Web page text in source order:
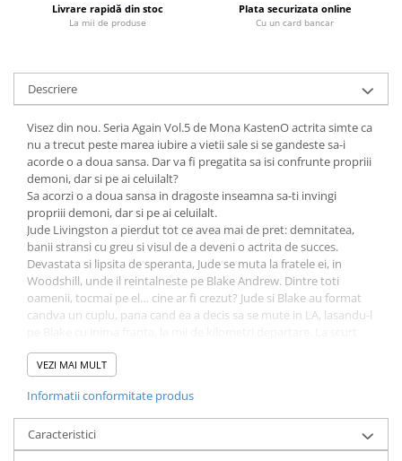
Diete si fitness
Fitness si frumusete
Diverse
Diverse
Feng Shui
Medicina alternativa
Sa nu razi :((
Drept
Legislatie
Fictiune
Actiune si Aventura
Actiune,aventura
Crime, Thriller, Mistery
Fantasy
Literatura de divertisment
Livrare rapidă din stoc
La mii de produse
Plata securizata online
Cu un card bancar
Descriere
Visez din nou. Seria Again Vol.5 de Mona KastenO actrita simte ca
nu a trecut peste marea iubire a vietii sale si se gandeste sa-i
acorde o a doua sansa. Dar va fi pregatita sa isi confrunte propriii
demoni, dar si pe ai celuilalt?
Sa acorzi o a doua sansa in dragoste inseamna sa-ti invingi
propriii demoni, dar si pe ai celuilalt.
Jude Livingston a pierdut tot ce avea mai de pret: demnitatea,
banii stransi cu greu si visul de a deveni o actrita de succes.
Devastata si lipsita de speranta, Jude se muta la fratele ei, in
Woodshill, unde il reintalneste pe Blake Andrew. Dintre toti
oamenii, tocmai pe el… cine ar fi crezut? Jude si Blake au format
candva un cuplu, pana cand ea a decis sa se mute in LA, lasandu-l
ochi cristalini si zambet luminos de altadata, s-a transformat intr-
necrutatoare. Atractia dintre cei doi este inevitabila, iar focul
iubirii incepe sa arda din nou in sufletele lor. Dar oare merita sa-si
puna din nou inimile in pericol si sa acorde dragostei o a doua
sansa?
VEZI MAI MULT
Informatii conformitate produs
Caracteristici